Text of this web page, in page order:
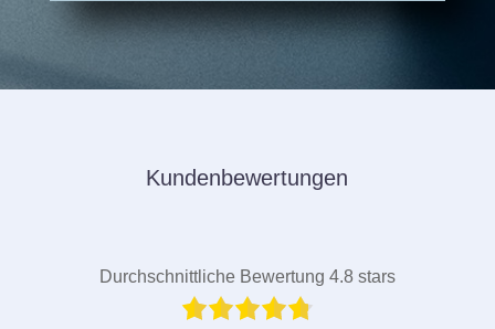
Kundenbewertungen
Durchschnittliche Bewertung 4.8 stars